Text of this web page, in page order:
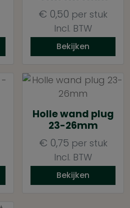
€ 0,50 per stuk
Incl. BTW
Bekijken
Holle wand plug
23-26mm
€ 0,75 per stuk
Incl. BTW
Bekijken